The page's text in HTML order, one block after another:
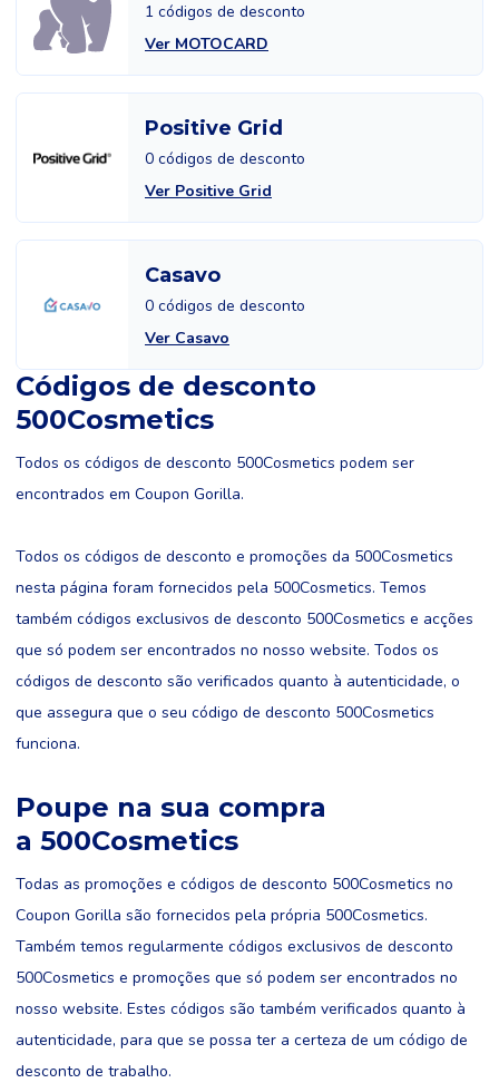
1 códigos de desconto
Ver MOTOCARD
Positive Grid
0 códigos de desconto
Ver Positive Grid
Casavo
0 códigos de desconto
Ver Casavo
Códigos de desconto
500Cosmetics
Todos os códigos de desconto 500Cosmetics podem ser
encontrados em Coupon Gorilla.
Todos os códigos de desconto e promoções da 500Cosmetics
nesta página foram fornecidos pela 500Cosmetics. Temos
também códigos exclusivos de desconto 500Cosmetics e acções
que só podem ser encontrados no nosso website. Todos os
códigos de desconto são verificados quanto à autenticidade, o
que assegura que o seu código de desconto 500Cosmetics
funciona.
Poupe na sua compra
a 500Cosmetics
Todas as promoções e códigos de desconto 500Cosmetics no
Coupon Gorilla são fornecidos pela própria 500Cosmetics.
Também temos regularmente códigos exclusivos de desconto
500Cosmetics e promoções que só podem ser encontrados no
nosso website. Estes códigos são também verificados quanto à
autenticidade, para que se possa ter a certeza de um código de
desconto de trabalho.